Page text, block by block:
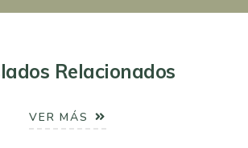
Relacionados
VER MÁS